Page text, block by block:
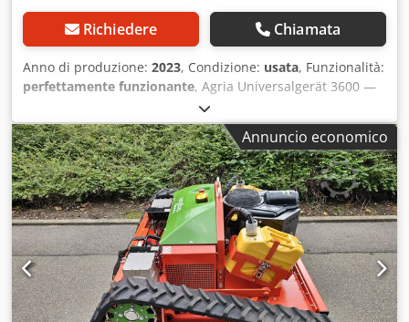
Richiedere Chiamata
Anno di produzione: 2023, Condizione: usata, Funzionalità:
perfettamente funzionante, Agria Universalgerät 3600 —
anno di costruzione 2023 Usato proveniente dal parco
noleggi professionale di Kurt König Baumaschinen GmbH,
Einbeck. Crodpfx Asy A E H Ujblef Condizioni & Note: -
Stato: Usato da noleggio, regolarmente manutenuto -
Funzionalità: Completamente funzionante - Le immagini
del prodotto sono esemplificative e mostrano il dispositivo
nuovo — le condizioni effettive variano in base al tempo
d’uso - Visione possibile a 37574 Einbeck previo
appuntamento Prezzo 4.900 EUR più IVA | EXW Einbeck |
Consegna su richiesta
Annuncio economico